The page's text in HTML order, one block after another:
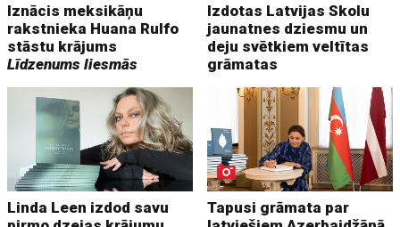
Iznācis meksikāņu
rakstnieka Huana Rulfo
stāstu krājums
Līdzenums liesmās
Izdotas Latvijas Skolu
jaunatnes dziesmu un
deju svētkiem veltītas
grāmatas
Linda Leen izdod savu
Tapusi grāmata par